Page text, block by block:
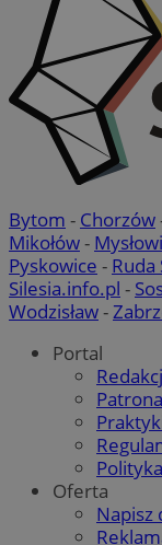
Bytom - Chorzów
Mikołów-
Pyskowice - Ruda
Silesia.info.pl -
Wodzisław-
Portal
Oferta
Napisz